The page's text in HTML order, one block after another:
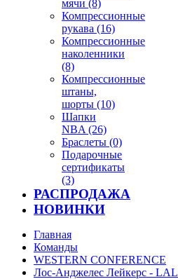
мячи (8)
Компрессионные
рукава (16)
Компрессионные
наколенники
(8)
Компрессионные
штаны,
шорты (10)
Шапки
NBA (26)
Браслеты (0)
Подарочные
сертификаты
(3)
РАСПРОДАЖА
НОВИНКИ
Главная
Команды
WESTERN CONFERENCE
Лос-Анджелес Лейкерс - LAL